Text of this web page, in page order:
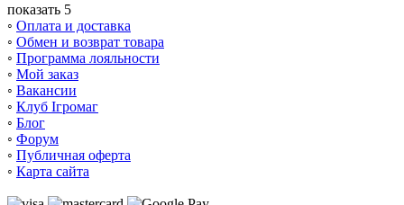
показать 5
◦ Оплата и доставка
◦ Обмен и возврат товара
◦ Программа лояльности
◦ Мой заказ
◦ Вакансии
◦ Клуб Ігромаг
◦ Блог
◦ Форум
◦ Публичная оферта
◦ Карта сайта